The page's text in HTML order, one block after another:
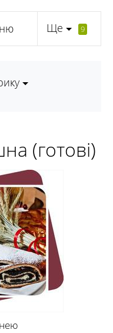
Ще 9
(готові)